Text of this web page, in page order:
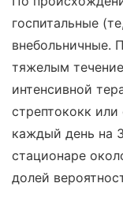
госпитальные
внебольничные.
тяжелым
интенсивной
стрептококк
каждый день на
стационаре
долей